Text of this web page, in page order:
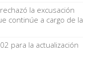
la excusación
continúe a cargo de la
para la actualización